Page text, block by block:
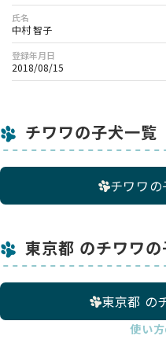
氏名
中村 智子
登録年月日
2018/08/15
チワワの子犬一覧
チワワ
東京都 のチワワ
東京都 の
使い